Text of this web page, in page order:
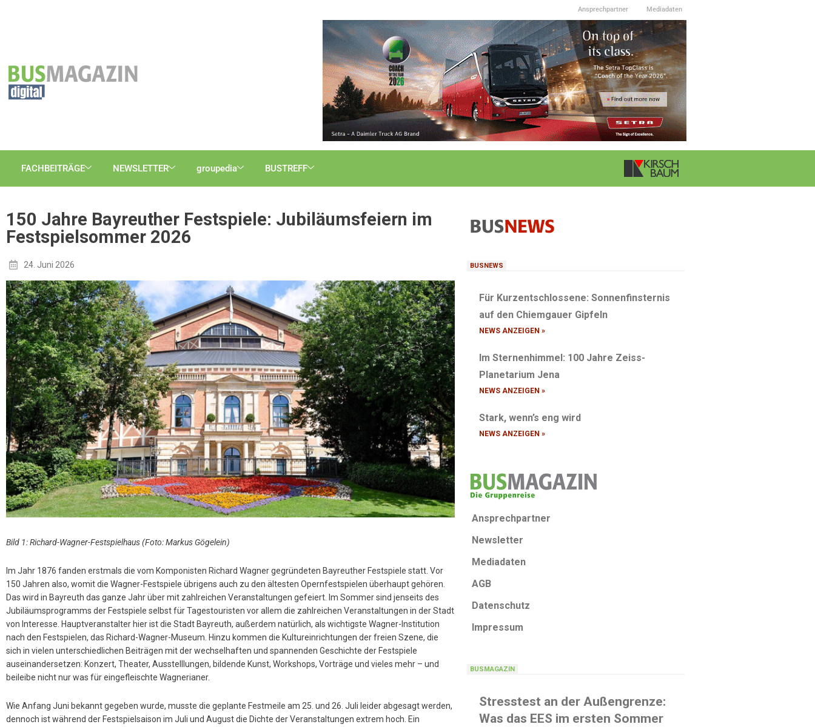
Ansprechpartner Mediadaten
FACHBEITRÄGE NEWSLETTER groupedia BUSTREFF
150 Jahre Bayreuther Festspiele: Jubiläumsfeiern im
Festspielsommer 2026
24. Juni 2026
Bild 1: Richard-Wagner-Festspielhaus (Foto: Markus Gögelein)
Im Jahr 1876 fanden erstmals die vom Komponisten Richard Wagner gegründeten Bayreuther Festspiele statt. Vor
150 Jahren also, womit die Wagner-Festspiele übrigens auch zu den ältesten Opernfestspielen überhaupt gehören.
Das wird in Bayreuth das ganze Jahr über mit zahlreichen Veranstaltungen gefeiert. Im Sommer sind jenseits des
Jubiläumsprogramms der Festspiele selbst für Tagestouristen vor allem die zahlreichen Veranstaltungen in der Stadt
von Interesse. Hauptveranstalter hier ist die Stadt Bayreuth, außerdem natürlich, als wichtigste Wagner-Institution
nach den Festspielen, das Richard-Wagner-Museum. Hinzu kommen die Kultureinrichtungen der freien Szene, die
sich in vielen unterschiedlichen Beiträgen mit der wechselhaften und spannenden Geschichte der Festspiele
auseinandersetzen: Konzert, Theater, Ausstelllungen, bildende Kunst, Workshops, Vorträge und vieles mehr – und
beileibe nicht nur was für eingefleischte Wagnerianer.
Wie Anfang Juni bekannt gegeben wurde, musste die geplante Festmeile am 25. und 26. Juli leider abgesagt werden,
dennoch ist während der Festspielsaison im Juli und August die Dichte der Veranstaltungen extrem hoch. Ein
BUSNEWS
Für Kurzentschlossene: Sonnenfinsternis
auf den Chiemgauer Gipfeln
NEWS ANZEIGEN »
Im Sternenhimmel: 100 Jahre Zeiss-
Planetarium Jena
NEWS ANZEIGEN »
Stark, wenn’s eng wird
NEWS ANZEIGEN »
Ansprechpartner
Newsletter
Mediadaten
AGB
Datenschutz
Impressum
BUSMAGAZIN
Stresstest an der Außengrenze:
Was das EES im ersten Sommer